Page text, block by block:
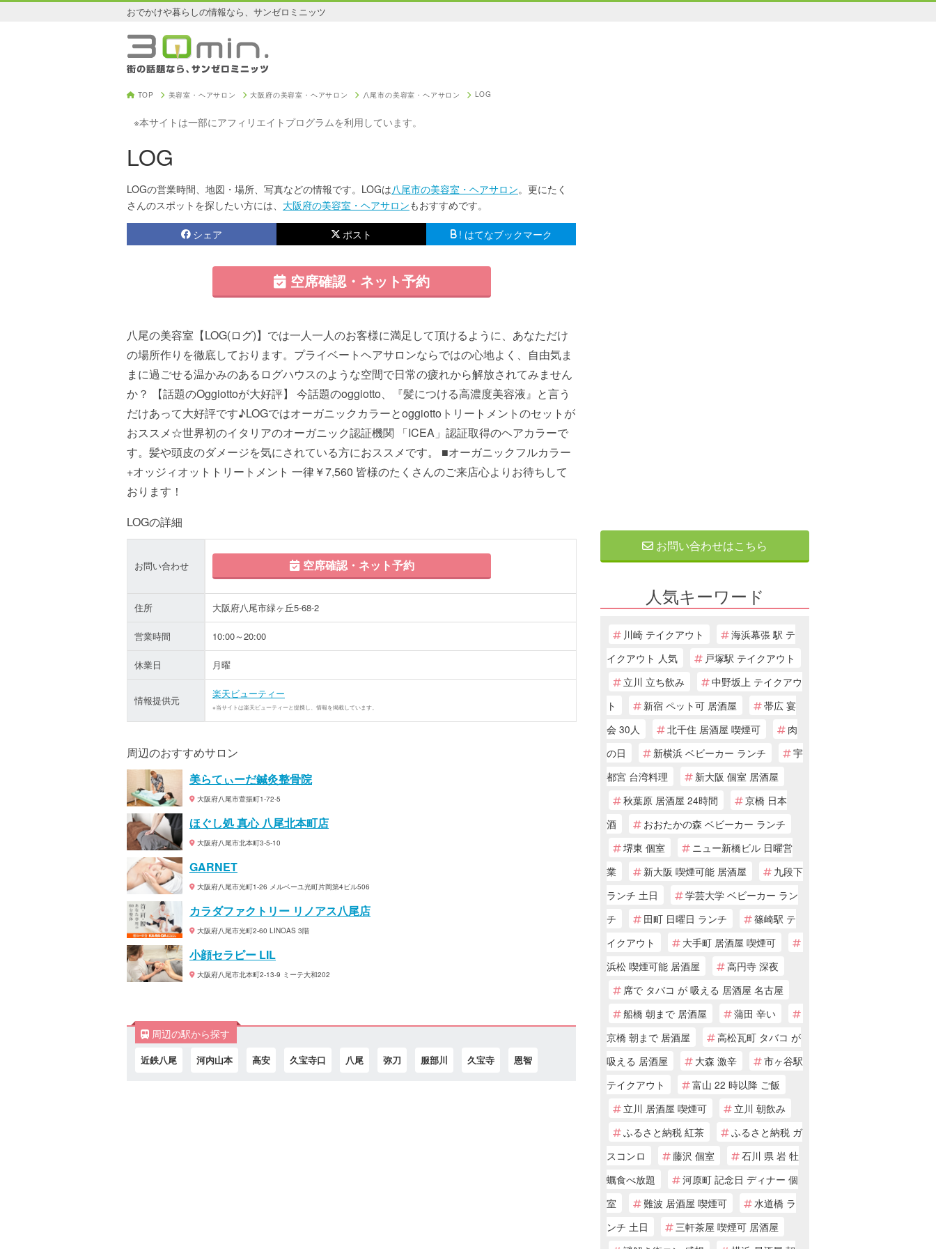
おでかけや暮らしの情報なら、サンゼロミニッツ
TOP 美容室・ヘアサロン 大阪府の美容室・ヘアサロン 八尾市の美容室・ヘアサロン LOG
※本サイトは一部にアフィリエイトプログラムを利用しています。
LOG
LOGの営業時間、地図・場所、写真などの情報です。LOGは八尾市の美容室・ヘアサロン。更にたく
さんのスポットを探したい方には、 大阪府の美容室・ヘアサロンもおすすめです。
シェア ポスト ! はてなブックマーク
空席確認・ネット予約
八尾の美容室【LOG(ログ)】では一人一人のお客様に満足して頂けるように、あなただけ
の場所作りを徹底しております。プライベートヘアサロンならではの心地よく、自由気ま
まに過ごせる温かみのあるログハウスのような空間で日常の疲れから解放されてみません
か？ 【話題のOggiottoが大好評】 今話題のoggiotto、『髪につける高濃度美容液』と言う
だけあって大好評です♪LOGではオーガニックカラーとoggiottoトリートメントのセットが
おススメ☆世界初のイタリアのオーガニック認証機関 「ICEA」認証取得のヘアカラーで
す。髪や頭皮のダメージを気にされている方におススメです。 ■オーガニックフルカラー
+オッジィオットトリートメント 一律￥7,560 皆様のたくさんのご来店心よりお待ちして
おります！
LOGの詳細
お問い合わせ 空席確認・ネット予約
住所 大阪府八尾市緑ヶ丘5-68-2
営業時間 10:00～20:00
休業日 月曜
情報提供元
楽天ビューティー
※当サイトは楽天ビューティーと提携し、情報を掲載しています。
周辺のおすすめサロン
美らてぃーだ鍼灸整骨院
大阪府八尾市萱振町1-72-5
ほぐし処 真心 八尾北本町店
大阪府八尾市北本町3-5-10
GARNET
大阪府八尾市光町1-26 メルベーユ光町片岡第4ビル506
カラダファクトリー リノアス八尾店
大阪府八尾市光町2-60 LINOAS 3階
小顔セラピー LIL
大阪府八尾市北本町2-13-9 ミーテ大和202
周辺の駅から探す
近鉄八尾 河内山本 高安 久宝寺口 八尾 弥刀 服部川 久宝寺 恩智
お問い合わせはこちら
人気キーワード
川崎 テイクアウト
海浜幕張 駅 テ
イクアウト 人気
戸塚駅 テイクアウト
立川 立ち飲み
中野坂上 テイクアウ
ト
新宿 ペット可 居酒屋
帯広 宴
会 30人
北千住 居酒屋 喫煙可
肉
の日
新横浜 ベビーカー ランチ
宇
都宮 台湾料理
新大阪 個室 居酒屋
秋葉原 居酒屋 24時間
京橋 日本
酒
おおたかの森 ベビーカー ランチ
堺東 個室
ニュー新橋ビル 日曜営
業
新大阪 喫煙可能 居酒屋
九段下
ランチ 土日
学芸大学 ベビーカー ラン
チ
田町 日曜日 ランチ
篠崎駅 テ
イクアウト
大手町 居酒屋 喫煙可
浜松 喫煙可能 居酒屋
高円寺 深夜
席で タバコ が 吸える 居酒屋 名古屋
船橋 朝まで 居酒屋
蒲田 辛い
京橋 朝まで 居酒屋
高松瓦町 タバコ が
吸える 居酒屋
大森 激辛
市ヶ谷駅
テイクアウト
富山 22 時以降 ご飯
立川 居酒屋 喫煙可
立川 朝飲み
ふるさと納税 紅茶
ふるさと納税 ガ
スコンロ
藤沢 個室
石川 県 岩 牡
蠣食べ放題
河原町 記念日 ディナー 個
室
難波 居酒屋 喫煙可
水道橋 ラ
ンチ 土日
三軒茶屋 喫煙可 居酒屋